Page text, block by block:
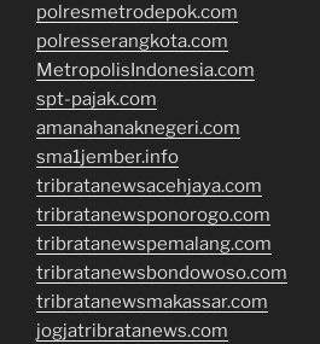
polresmetrodepok.com
polresserangkota.com
MetropolisIndonesia.com
spt-pajak.com
amanahanaknegeri.com
sma1jember.info
tribratanewsacehjaya.com
tribratanewsponorogo.com
tribratanewspemalang.com
tribratanewsbondowoso.com
tribratanewsmakassar.com
jogjatribratanews.com